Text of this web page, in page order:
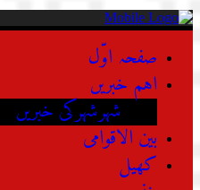
صفحہ اوّل
اہم خبریں
شہرشہرکی خبریں
بین الاقوامی
کھیل